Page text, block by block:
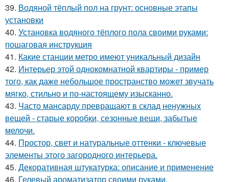
39. Водяной тёплый пол на грунт: основные этапы
установки
40. Установка водяного тёплого пола своими руками:
пошаговая инструкция
41. Какие станции метро имеют уникальный дизайн
42. Интерьер этой однокомнатной квартиры - пример
того, как даже небольшое пространство может звучать
мягко, стильно и по-настоящему изысканно.
43. Часто мансарду превращают в склад ненужных
вещей - старые коробки, сезонные вещи, забытые
мелочи.
44. Простор, свет и натуральные оттенки - ключевые
элементы этого загородного интерьера.
45. Декоративная штукатурка: описание и применение
46. Гелевый ароматизатор своими руками.